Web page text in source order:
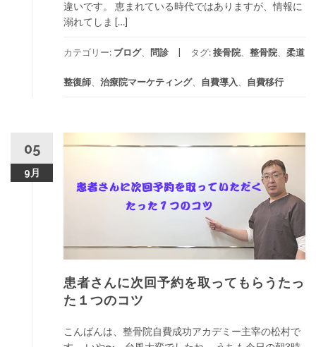
違いです。 恵まれている時代ではありますが、情報に
溺れてしま […]
カテゴリー: ブログ、 問診 タグ:接骨院 整骨院 柔道
整復師 治療院マーケティング、 自費導入 自費移行
05
9月
患者さんに次回予約を取ってもらうたっ
た１つのコツ
こんばんは、整骨院自費成功アカデミー主宰の松村で